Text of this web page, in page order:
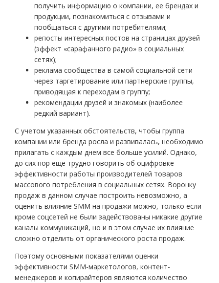
получить информацию о компании, ее брендах и
продукции, познакомиться с отзывами и
пообщаться с другими потребителями;
репосты интересных постов на страницах друзей
(эффект «сарафанного радио» в социальных
сетях);
реклама сообщества в самой социальной сети
через таргетирование или партнерские группы,
приводящая к переходам в группу;
рекомендации друзей и знакомых (наиболее
редкий вариант).
С учетом указанных обстоятельств, чтобы группа
компании или бренда росла и развивалась, необходимо
прилагать с каждым днем все больше усилий. Однако,
до сих пор еще трудно говорить об оцифровке
эффективности работы производителей товаров
массового потребления в социальных сетях. Воронку
продаж в данном случае построить невозможно, а
оценить влияние SMM на продажи можно, только если
кроме соцсетей не были задействованы никакие другие
каналы коммуникаций, но и в этом случае их влияние
сложно отделить от органического роста продаж.
Поэтому основными показателями оценки
эффективности SMM-маркетологов, контент-
менеджеров и копирайтеров являются количество